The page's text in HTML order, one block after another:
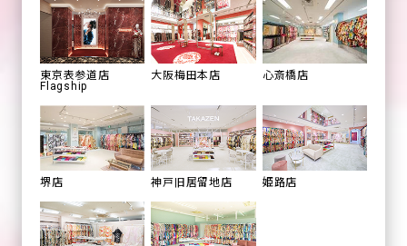
東京表参道店
Flagship
大阪梅田本店 心斎橋店
堺店 神戸旧居留地店 姫路店